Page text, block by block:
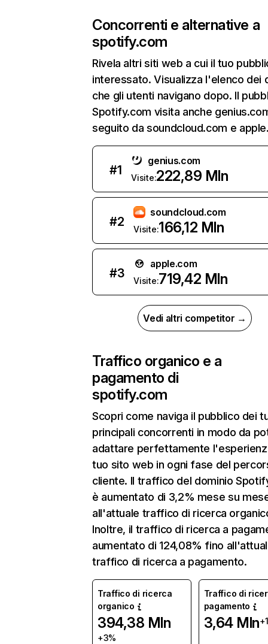
Concorrenti e alternative a
spotify.com
Rivela altri siti web a cui il tuo
interessato. Visualizza l'elenco dei
che gli utenti navigano dopo. Il
Spotify.com visita anche
seguito da soundcloud.com e
#1
genius.com
Visite:222,89 Mln
#2
soundcloud.com
Visite:166,12 Mln
#3
apple.com
Visite:719,42 Mln
Vedi altri competitor →
Traffico organico e a
pagamento di
spotify.com
Scopri come naviga il pubblico dei
principali concorrenti in modo da
adattare perfettamente
tuo sito web in ogni fase del
cliente. Il traffico del dominio
è aumentato di 3,2% mese su
all'attuale traffico di ricerca
Inoltre, il traffico di ricerca a
aumentato di 124,08% fino
traffico di ricerca a pagamento.
Traffico di ricerca
organico
394,38 Mln
+3%
Traffico di
pagamento
3,64 Mln